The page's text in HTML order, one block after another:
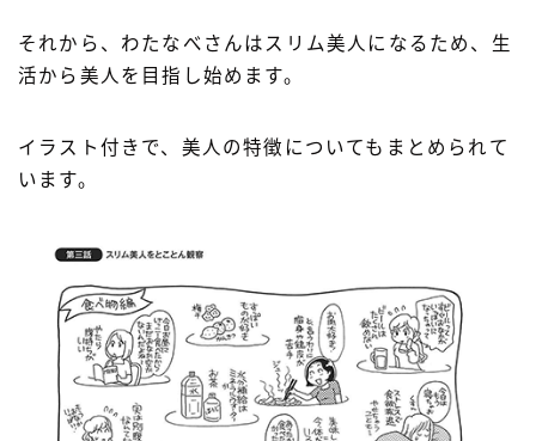
それから、わたなべさんはスリム美人になるため、生
活から美人を目指し始めます。
イラスト付きで、美人の特徴についてもまとめられて
います。